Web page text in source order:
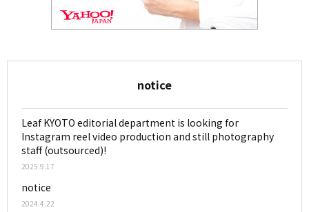
notice
Leaf KYOTO editorial department is looking for
Instagram reel video production and still photography
staff (outsourced)!
2025.9.17
notice
2024.4.22